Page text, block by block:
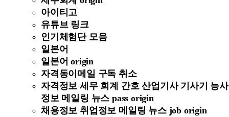
아이티고
유튜브 링크
인기체험단 모음
일본어
일본어 origin
자격동이메일 구독 취소
자격정보 세무 회계 간호 산업기사 기사기 능사
정보 메일링 뉴스 pass origin
채용정보 취업정보 메일링 뉴스 job origin